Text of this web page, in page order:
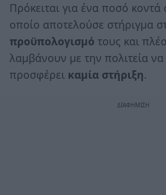
Πρόκειται για ένα ποσό κοντά
οποίο αποτελούσε στήριγμα
προϋπολογισμό τους και
λαμβάνουν με την πολιτεία
προσφέρει καμία στήριξη.